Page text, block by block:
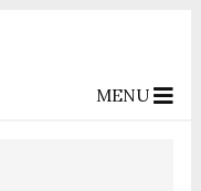
MENU